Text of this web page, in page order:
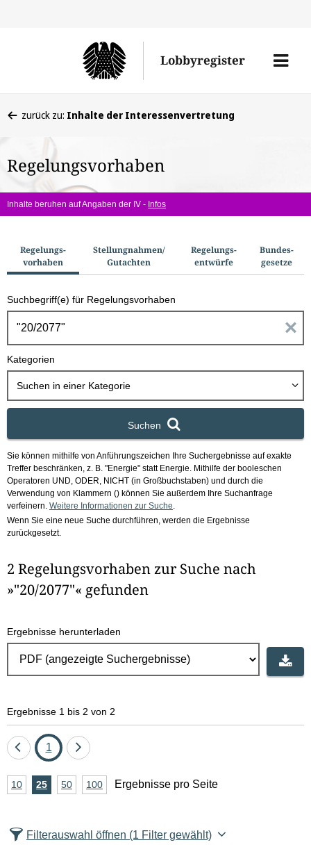
den
Lobbyregister
Menü
befinden
hier:
zurück zu: Inhalte der Interessenvertretung
Regelungsvorhaben
Inhalte beruhen auf Angaben der IV - Infos
u
c
h
o
Regelungs­
vorhaben
Stellungnahmen/​
Gutachten
Regelungs­
entwürfe
Bundes­
gesetze
Suchbegriff(e) für Regelungsvorhaben
n
g
a
Kategorien
Suchen in einer Kategorie
Suchen
Sie können mithilfe von Anführungszeichen Ihre Suchergebnisse auf exakte
Treffer beschränken, z. B. "Energie" statt Energie. Mithilfe der booleschen
Operatoren UND, ODER, NICHT (in Großbuchstaben) und durch die
Verwendung von Klammern () können Sie außerdem Ihre Suchanfrage
verfeinern. Weitere Informationen zur Suche
Wenn Sie eine neue Suche durchführen, werden die Ergebnisse
zurückgesetzt.
2 Regelungsvorhaben zur Suche nach
»"20/2077"« gefunden
Ergebnisse herunterladen
Ergebnisse 1 bis 2 von 2
Eine
zurück
Seite
1
Eine
vor
A
z
10Ergebnisse
25Ergebnisse
50Ergebnisse
100Ergebnisse
Ergebnisse pro Seite
Filterauswahl öffnen (1 Filter gewählt)